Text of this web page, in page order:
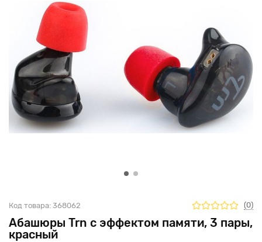
Абашюры Trn с эффектом памяти, 3 пары,
красный
Код товара: 368062 (0)